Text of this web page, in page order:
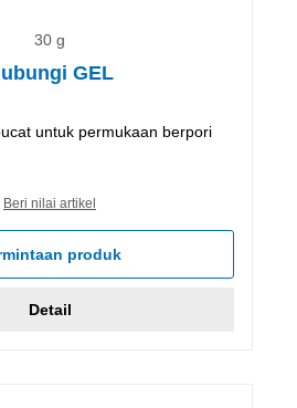
30 g
GEL
untuk permukaan berpori
Beri nilai artikel
produk
Detail